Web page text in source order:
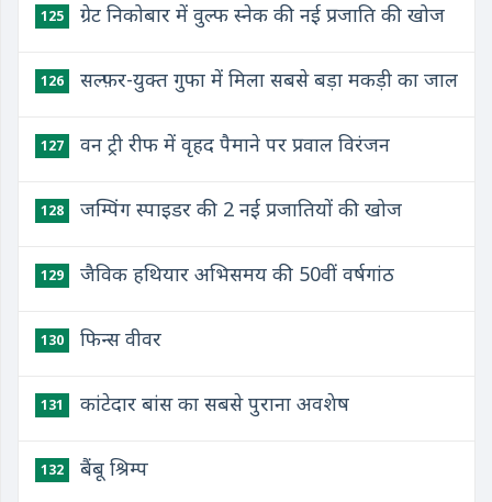
125 ग्रेट निकोबार में वुल्फ स्नेक की नई प्रजाति की खोज
126 सल्फ़र-युक्त गुफा में मिला सबसे बड़ा मकड़ी का जाल
127 वन ट्री रीफ में वृहद पैमाने पर प्रवाल विरंजन
128 जम्पिंग स्पाइडर की 2 नई प्रजातियों की खोज
129 जैविक हथियार अभिसमय की 50वीं वर्षगांठ
130 फिन्स वीवर
131 कांटेदार बांस का सबसे पुराना अवशेष
132 बैंबू श्रिम्प